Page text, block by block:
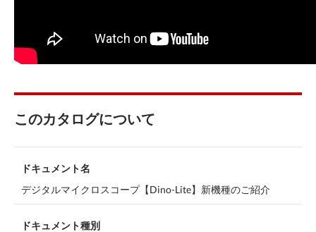
このカタログについて
ドキュメント名
デジタルマイクロスコープ【Dino-Lite】新機種のご紹介
ドキュメント種別